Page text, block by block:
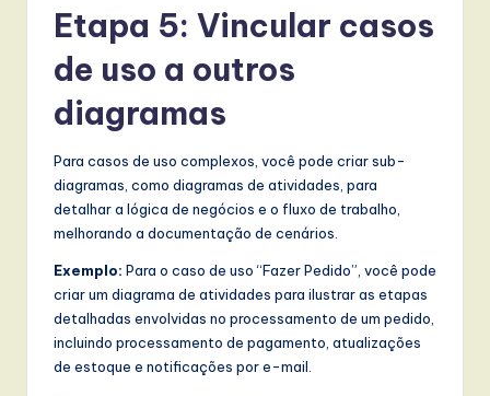
Etapa 5: Vincular casos
de uso a outros
diagramas
Para casos de uso complexos, você pode criar sub-
diagramas, como diagramas de atividades, para
detalhar a lógica de negócios e o fluxo de trabalho,
melhorando a documentação de cenários.
Exemplo: Para o caso de uso “Fazer Pedido”, você pode
criar um diagrama de atividades para ilustrar as etapas
detalhadas envolvidas no processamento de um pedido,
incluindo processamento de pagamento, atualizações
de estoque e notificações por e-mail.